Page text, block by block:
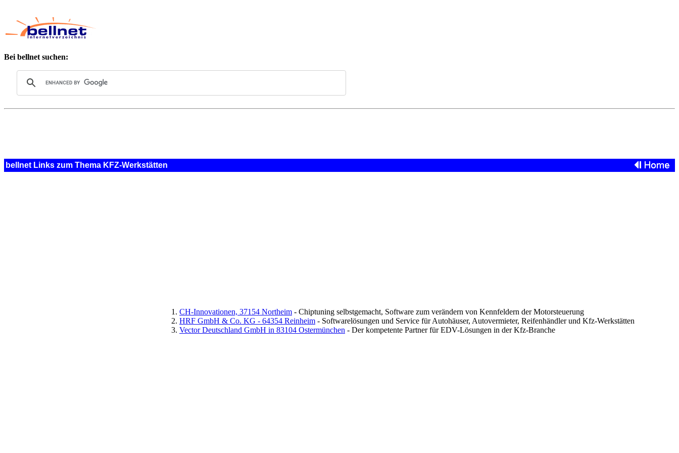
Bei bellnet suchen:
bellnet Links zum Thema KFZ-Werkstätten
CH-Innovationen, 37154 Northeim - Chiptuning selbstgemacht, Software zum verändern von Kennfeldern der Motorsteuerung
HRF GmbH & Co. KG - 64354 Reinheim - Softwarelösungen und Service für Autohäuser, Autovermieter, Reifenhändler und Kfz-Werkstätten
Vector Deutschland GmbH in 83104 Ostermünchen - Der kompetente Partner für EDV-Lösungen in der Kfz-Branche